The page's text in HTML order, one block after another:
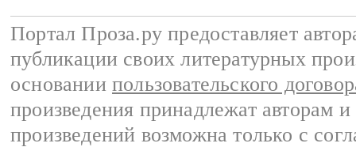
Портал Проза.ру предоставляет
публикации своих литературных
основании пользовательского
произведения принадлежат авторам
произведений возможна только с